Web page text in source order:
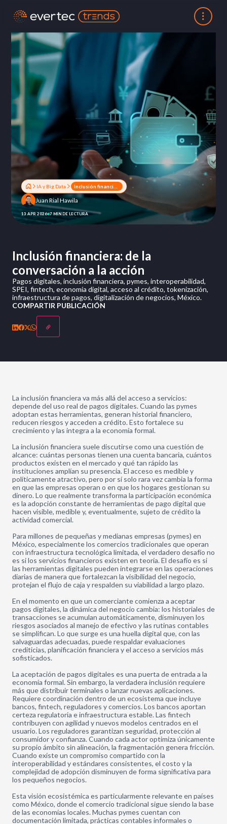
IA y Big Data
Juan Rial Hawila
13 APR 2026 7 MIN DE LECTURA
Inclusión financiera: de la
conversación a la acción
Pagos digitales, inclusión financiera, pymes, interoperabilidad,
SPEI, fintech, economía digital, acceso al crédito, tokenización,
infraestructura de pagos, digitalización de negocios, México.
COMPARTIR PUBLICACIÓN
La inclusión financiera va más allá del acceso a servicios:
depende del uso real de pagos digitales. Cuando las pymes
adoptan estas herramientas, generan historial financiero,
reducen riesgos y acceden a crédito. Esto fortalece su
crecimiento y las integra a la economía formal.
La inclusión financiera suele discutirse como una cuestión de
alcance: cuántas personas tienen una cuenta bancaria, cuántos
productos existen en el mercado y qué tan rápido las
instituciones amplían su presencia. El acceso es medible y
políticamente atractivo, pero por sí solo rara vez cambia la forma
en que las empresas operan o en que los hogares gestionan su
dinero. Lo que realmente transforma la participación económica
es la adopción constante de herramientas de pago digital que
hacen visible, medible y, eventualmente, sujeto de crédito la
actividad comercial.
Para millones de pequeñas y medianas empresas (pymes) en
México, especialmente los comercios tradicionales que operan
con infraestructura tecnológica limitada, el verdadero desafío no
es si los servicios financieros existen en teoría. El desafío es si
las herramientas digitales pueden integrarse en las operaciones
diarias de manera que fortalezcan la visibilidad del negocio,
protejan el flujo de caja y respalden su viabilidad a largo plazo.
En el momento en que un comerciante comienza a aceptar
pagos digitales, la dinámica del negocio cambia: los historiales de
transacciones se acumulan automáticamente, disminuyen los
riesgos asociados al manejo de efectivo y las rutinas contables
se simplifican. Lo que surge es una huella digital que, con las
salvaguardas adecuadas, puede respaldar evaluaciones
crediticias, planificación financiera y el acceso a servicios más
sofisticados.
La aceptación de pagos digitales es una puerta de entrada a la
economía formal. Sin embargo, la verdadera inclusión requiere
más que distribuir terminales o lanzar nuevas aplicaciones.
Requiere coordinación dentro de un ecosistema que incluye
bancos, fintech, reguladores y comercios. Los bancos aportan
certeza regulatoria e infraestructura estable. Las fintech
contribuyen con agilidad y nuevos modelos centrados en el
usuario. Los reguladores garantizan seguridad, protección al
consumidor y confianza. Cuando cada actor optimiza únicamente
su propio ámbito sin alineación, la fragmentación genera fricción.
Cuando existe un compromiso compartido con la
interoperabilidad y estándares consistentes, el costo y la
complejidad de adopción disminuyen de forma significativa para
los pequeños negocios.
Esta visión ecosistémica es particularmente relevante en países
como México, donde el comercio tradicional sigue siendo la base
de las economías locales. Muchas pymes cuentan con
documentación limitada, prácticas contables informales o